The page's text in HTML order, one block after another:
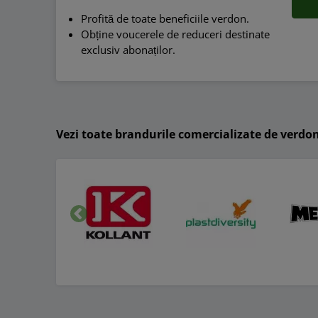
Profită de toate beneficiile verdon.
Obține voucerele de reduceri destinate
exclusiv abonaților.
Vezi toate brandurile comercializate de
Inapoi